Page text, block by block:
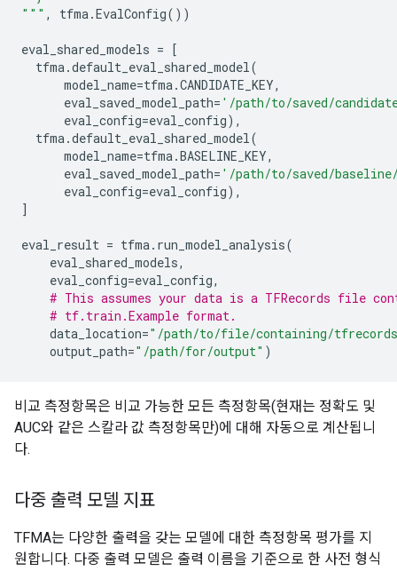
""" , tfma.EvalConfig())
eval_shared_models = [
tfma.default_eval_shared_model(
model_name=tfma.CANDIDATE_KEY,
eval_saved_model_path= '/path/to/saved/
eval_config=eval_config),
tfma.default_eval_shared_model(
model_name=tfma.BASELINE_KEY,
eval_saved_model_path= '/path/to/saved/
eval_config=eval_config),
]
eval_result = tfma. run_model_analysis(
eval_shared_models,
eval_config=eval_config,
# This assumes your data is a TFRecords file
# tf.train.Example format.
data_location="/path/to/file/containing/
output_path="/path/for/output" )
비교 측정항목은 비교 가능한 모든 측정항목(현재는 정확도 및
AUC와 같은 스칼라 값 측정항목만)에 대해 자동으로 계산됩니
다.
다중 출력 모델 지표
TFMA는 다양한 출력을 갖는 모델에 대한 측정항목 평가를 지
원합니다. 다중 출력 모델은 출력 이름을 기준으로 한 사전 형식